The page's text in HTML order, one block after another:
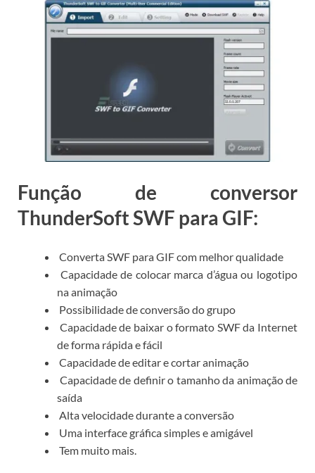
Função de conversor
ThunderSoft SWF para GIF:
Converta SWF para GIF com melhor qualidade
Capacidade de colocar marca d’água ou logotipo
na animação
Possibilidade de conversão do grupo
Capacidade de baixar o formato SWF da Internet
de forma rápida e fácil
Capacidade de editar e cortar animação
Capacidade de definir o tamanho da animação de
saída
Alta velocidade durante a conversão
Uma interface gráfica simples e amigável
Tem muito mais.